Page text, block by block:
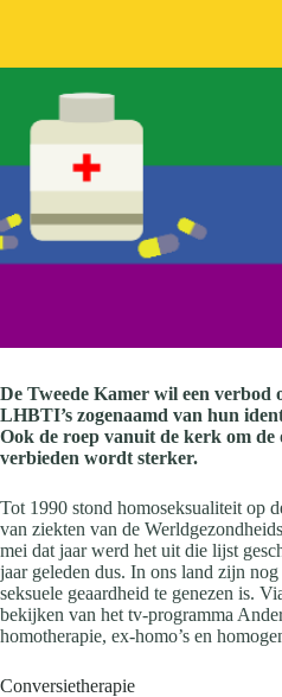
De Tweede Kamer wil een verbod
LHBTI’s zogenaamd van hun
Ook de roep vanuit de kerk om de
verbieden wordt sterker.
Tot 1990 stond homoseksualiteit op
van ziekten van de
mei dat jaar werd het uit die lijst
jaar geleden dus. In ons land zijn
seksuele geaardheid te genezen is.
bekijken van het tv-programma
homotherapie, ex-homo’s en
Conversietherapie